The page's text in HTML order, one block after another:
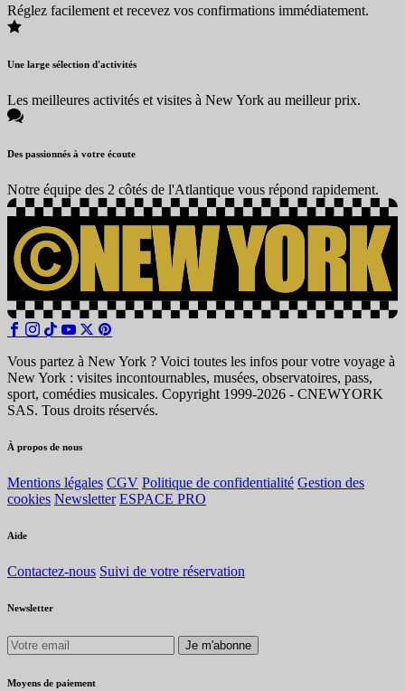
Réglez facilement et recevez vos confirmations immédiatement.
Une large sélection d'activités
Les meilleures activités et visites à New York au meilleur prix.
Des passionnés à votre écoute
Notre équipe des 2 côtés de l'Atlantique vous répond rapidement.
Vous partez à New York ? Voici toutes les infos pour votre voyage à
New York : visites incontournables, musées, observatoires, pass,
sport, comédies musicales. Copyright 1999-2026 - CNEWYORK
SAS. Tous droits réservés.
À propos de nous
Mentions légales CGV Politique de confidentialité Gestion des
cookies Newsletter ESPACE PRO
Aide
Contactez-nous Suivi de votre réservation
Newsletter
Je m'abonne
Moyens de paiement